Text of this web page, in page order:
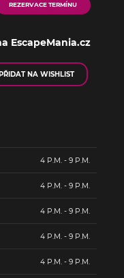
REZERVACE TERMÍNU
EscapeMania.cz
PŘIDAT NA WISHLIST
4 P.M. - 9 P.M.
4 P.M. - 9 P.M.
4 P.M. - 9 P.M.
4 P.M. - 9 P.M.
4 P.M. - 9 P.M.